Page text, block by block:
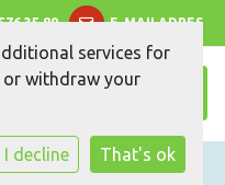
35 80 E-MAILADRES
services for
or withdraw your
I decline That's ok